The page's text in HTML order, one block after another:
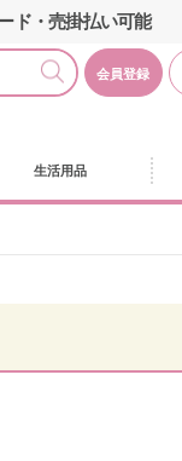
ド・売掛払い可能
会員登録
生活用品